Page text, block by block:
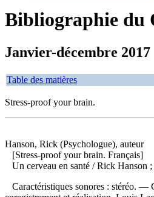
Bibliographie du
Janvier-décembre 2017
Table des matières
Stress-proof your brain.
Hanson, Rick (Psychologue), auteur
[Stress-proof your brain. Français]
Un cerveau en santé / Rick Hanson
Caractéristiques sonores : stéréo. —